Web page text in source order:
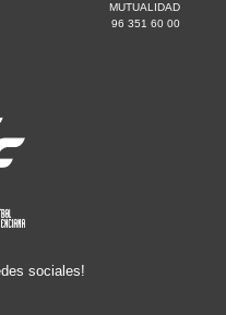
MUTUALIDAD
96 351 60 00
sociales!